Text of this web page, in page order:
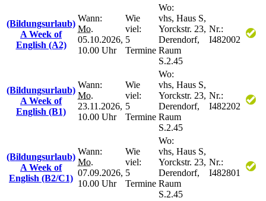
(Bildungsurlaub)
A Week of
English (A2)
Wann:
Mo.
05.10.2026,
10.00 Uhr
Wie
viel:
5
Termine
Wo:
vhs, Haus S,
Yorckstr. 23,
Derendorf,
Raum
S.2.45
Nr.:
I482002
(Bildungsurlaub)
A Week of
English (B1)
Wann:
Mo.
23.11.2026,
10.00 Uhr
Wie
viel:
5
Termine
Wo:
vhs, Haus S,
Yorckstr. 23,
Derendorf,
Raum
S.2.45
Nr.:
I482202
(Bildungsurlaub)
A Week of
English (B2/C1)
Wann:
Mo.
07.09.2026,
10.00 Uhr
Wie
viel:
5
Termine
Wo:
vhs, Haus S,
Yorckstr. 23,
Derendorf,
Raum
S.2.45
Nr.:
I482801